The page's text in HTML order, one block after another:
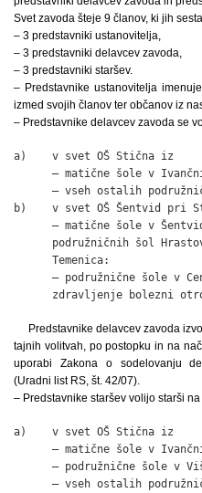
Svet zavoda šteje 9 članov, ki jih
– 3 predstavniki ustanovitelja,
– 3 predstavniki delavcev zavoda,
– 3 predstavniki staršev.
– Predstavnike ustanovitelja
izmed svojih članov ter občanov iz
– Predstavnike delavcev zavoda se
a)    v svet OŠ Stična iz
– matične šole v
– vseh ostalih
b)    v svet OŠ Šentvid pri
– matične šole v
podružničnih šol
      Temenica:
– podružnične šole v
zdravljenje bolezni
Predstavnike delavcev zavoda
tajnih volitvah, po postopku in na
uporabi Zakona o sodelovanju
(Uradni list RS, št. 42/07).
– Predstavnike staršev volijo starši
a)    v svet OŠ Stična iz
– matične šole v
– podružnične šole v
– vseh ostalih